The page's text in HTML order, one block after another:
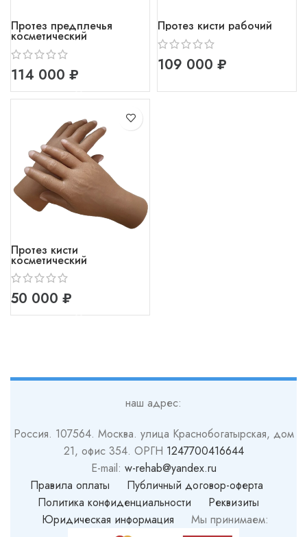
Протез предплечья
косметический
₽
Протез кисти рабочий
₽
Протез кисти
косметический
₽
наш адрес:
Россия. 107564. Москва. улица Краснобогатырская, дом
21, офис 354. ОРГН 1247700416644
E-mail: w-rehab@yandex.ru
Правила оплаты
Публичный договор-оферта
Политика конфиденциальности
Реквизиты
Юридическая информация Мы принимаем: